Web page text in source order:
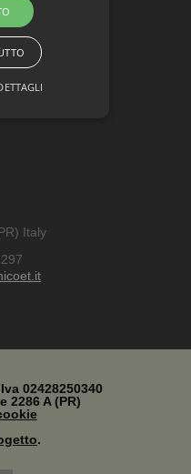
della
alla
integrale del
particolare
in cantiere e
Italy
02428250340
2286 A (PR)
.
e Statistiche
del sito Web
degli utenti e
Il sito Web non